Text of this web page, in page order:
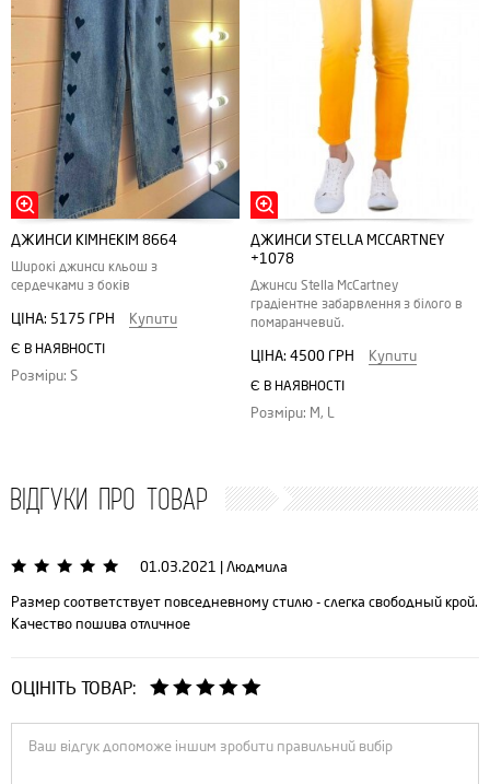
ДЖИНСИ KIMHEKIM 8664
Широкі джинси кльош з
сердечками з боків
ЦІНА: 5175 ГРН Купити
Є В НАЯВНОСТІ
Розміри: S
ДЖИНСИ STELLA MCCARTNEY
+1078
Джинси Stella McCartney
градіентне забарвлення з білого в
помаранчевий.
ЦІНА: 4500 ГРН Купити
Є В НАЯВНОСТІ
Розміри: M, L
ВІДГУКИ ПРО ТОВАР
01.03.2021 Людмила
Размер соответствует повседневному стилю - слегка свободный крой.
Качество пошива отличное
ОЦІНІТЬ ТОВАР: